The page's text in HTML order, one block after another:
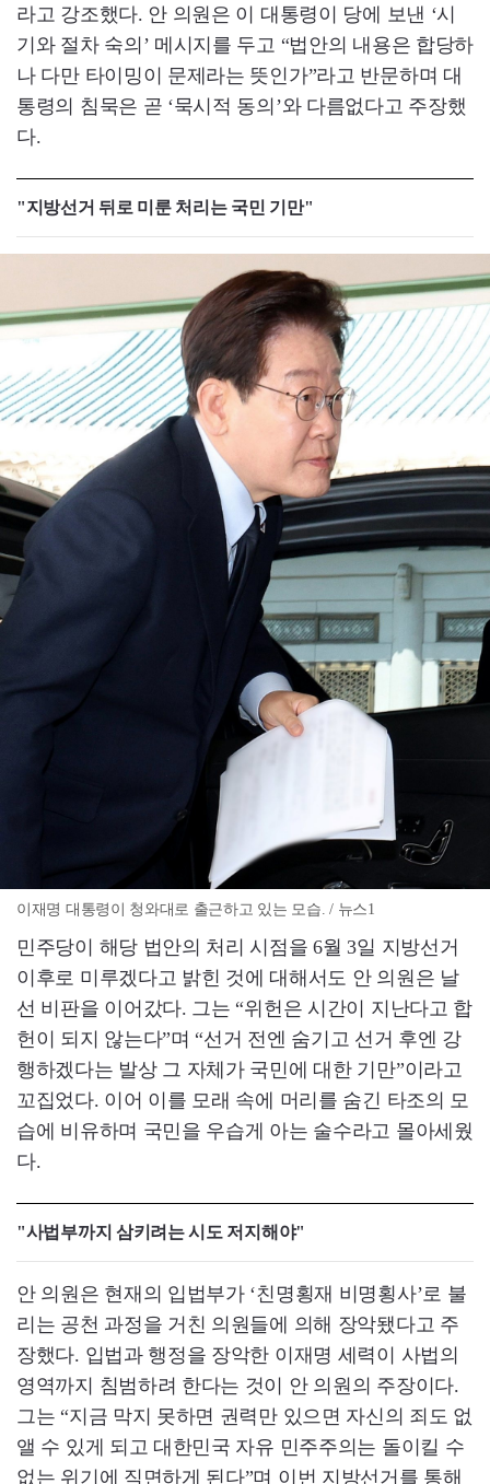
라고 강조했다. 안 의원은 이 대통령이 당에 보낸 ‘시
기와 절차 숙의’ 메시지를 두고 “법안의 내용은 합당하
나 다만 타이밍이 문제라는 뜻인가”라고 반문하며 대
통령의 침묵은 곧 ‘묵시적 동의’와 다름없다고 주장했
다.
"지방선거 뒤로 미룬 처리는 국민 기만"
이재명 대통령이 청와대로 출근하고 있는 모습. / 뉴스1
민주당이 해당 법안의 처리 시점을 6월 3일 지방선거
이후로 미루겠다고 밝힌 것에 대해서도 안 의원은 날
선 비판을 이어갔다. 그는 “위헌은 시간이 지난다고 합
헌이 되지 않는다”며 “선거 전엔 숨기고 선거 후엔 강
행하겠다는 발상 그 자체가 국민에 대한 기만”이라고
꼬집었다. 이어 이를 모래 속에 머리를 숨긴 타조의 모
습에 비유하며 국민을 우습게 아는 술수라고 몰아세웠
다.
"사법부까지 삼키려는 시도 저지해야"
안 의원은 현재의 입법부가 ‘친명횡재 비명횡사’로 불
리는 공천 과정을 거친 의원들에 의해 장악됐다고 주
장했다. 입법과 행정을 장악한 이재명 세력이 사법의
영역까지 침범하려 한다는 것이 안 의원의 주장이다.
그는 “지금 막지 못하면 권력만 있으면 자신의 죄도 없
앨 수 있게 되고 대한민국 자유 민주주의는 돌이킬 수
없는 위기에 직면하게 된다”며 이번 지방선거를 통해